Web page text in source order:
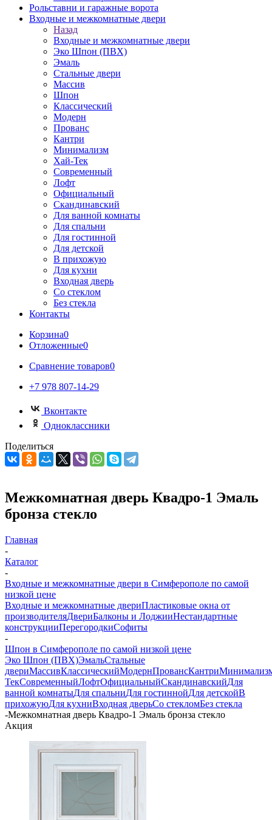
Рольставни и гаражные ворота
Входные и межкомнатные двери
Назад
Входные и межкомнатные двери
Эко Шпон (ПВХ)
Эмаль
Стальные двери
Массив
Шпон
Классический
Модерн
Прованс
Кантри
Минимализм
Хай-Тек
Современный
Лофт
Официальный
Скандинавский
Для ванной комнаты
Для спальни
Для гостинной
Для детской
В прихожую
Для кухни
Входная дверь
Со стеклом
Без стекла
Контакты
Корзина0
Отложенные0
Сравнение товаров0
+7 978 807-14-29
Вконтакте
Одноклассники
Поделиться
Межкомнатная дверь Квадро-1 Эмаль
бронза стекло
Главная
-
Каталог
-
Входные и межкомнатные двери в Симферополе по самой
низкой цене
Входные и межкомнатные двериПластиковые окна от
производителяДвериБалконы и ЛоджииНестандартные
конструкцииПерегородкиСофиты
-
Шпон в Симферополе по самой низкой цене
Эко Шпон (ПВХ)ЭмальСтальные
двериМассивКлассическийМодернПровансКантри
ТекСовременныйЛофтОфициальныйСкандинавскийДля
ванной комнатыДля спальниДля гостиннойДля детскойВ
прихожуюДля кухниВходная дверьСо стекломБез стекла
-Межкомнатная дверь Квадро-1 Эмаль бронза стекло
Акция